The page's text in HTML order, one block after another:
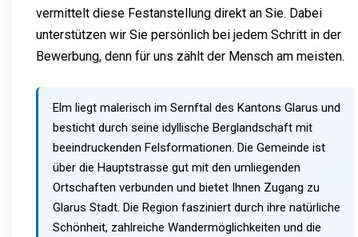
vermittelt diese Festanstellung direkt an Sie. Dabei
unterstützen wir Sie persönlich bei jedem Schritt in der
Bewerbung, denn für uns zählt der Mensch am meisten.
Elm liegt malerisch im Sernftal des Kantons Glarus und
besticht durch seine idyllische Berglandschaft mit
beeindruckenden Felsformationen. Die Gemeinde ist
über die Hauptstrasse gut mit den umliegenden
Ortschaften verbunden und bietet Ihnen Zugang zu
Glarus Stadt. Die Region fasziniert durch ihre natürliche
Schönheit, zahlreiche Wandermöglichkeiten und die